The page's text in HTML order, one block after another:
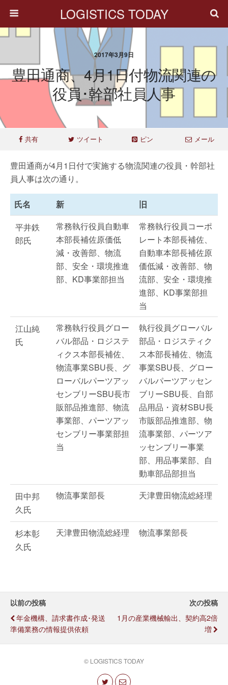
LOGISTICS TODAY
2017年3月9日
豊田通商、4月1日付物流関連の
役員･幹部社員人事
共有 ツイート ピン メール
豊田通商が4月1日付で実施する物流関連の役員・幹部社
員人事は次の通り。
氏名 新
旧
平井鉄
郎氏
常務執行役員自動車
本部長補佐原価低
減・改善部、物流
部、安全・環境推進
部、KD事業部担当
常務執行役員コーポ
レート本部長補佐、
自動車本部長補佐原
価低減・改善部、物
流部、安全・環境推
進部、KD事業部担
当
江山純
氏
常務執行役員グロー
バル部品・ロジステ
ィクス本部長補佐、
物流事業SBU長、グ
ローバルパーツアッ
センブリーSBU長市
販部品推進部、物流
事業部、パーツアッ
センブリー事業部担
当
執行役員グローバル
部品・ロジスティク
ス本部長補佐、物流
事業SBU長、グロー
バルパーツアッセン
ブリーSBU長、自部
品用品・資材SBU長
市販部品推進部、物
流事業部、パーツア
ッセンブリー事業
部、用品事業部、自
動車部品部担当
田中邦
久氏
物流事業部長 天津豊田物流総経理
杉本彰
久氏
天津豊田物流総経理 物流事業部長
以前の投稿
年金機構、請求書作成･発送
準備業務の情報提供依頼
次の投稿
1月の産業機械輸出、契約高2倍
増
© LOGISTICS TODAY